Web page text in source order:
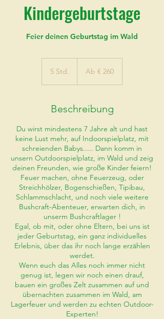
Kindergeburtstage
Feier deinen Geburtstag im Wald
5 Std.
.
EuroAb € 260
Beschreibung
Du wirst mindestens 7 Jahre alt und hast
keine Lust mehr, auf Indoorspielplatz, mit
schreienden Babys..... Dann komm in
unsern Outdoorspielplatz, im Wald und zeig
deinen Freunden, wie große Kinder feiern!
Feuer machen, ohne Feuerzeug, oder
Streichhölzer, Bogenschießen, Tipibau,
Schlammschlacht, und noch viele weitere
Bushcraft-Abenteuer, erwarten dich, in
unserm Bushcraftlager !
Egal, ob mit, oder ohne Eltern, bei uns ist
jeder Geburtstag, ein ganz individuelles
Erlebnis, über das ihr noch lange erzählen
werdet.
Wenn euch das Alles noch immer nicht
genug ist, legen wir noch einen drauf,
bauen ein großes Zelt zusammen auf und
übernachten zusammen im Wald, am
Lagerfeuer und werden zu echten Outdoor-
Experten!